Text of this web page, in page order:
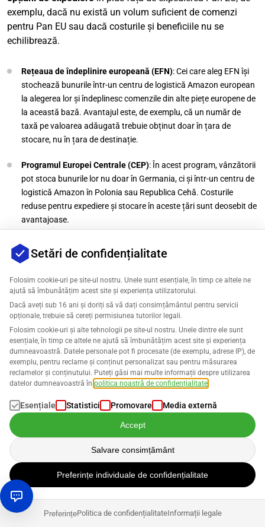
exemplu, dacă nu există un volum suficient de comenzi
pentru Pan EU sau dacă costurile și beneficiile nu se
echilibrează.
Rețeaua de îndeplinire europeană (EFN): Cei care aleg EFN își
stochează bunurile într-un centru de logistică Amazon european
la alegerea lor și îndeplinesc comenzile din alte piețe europene de
la această bază. Avantajul este, de exemplu, că un număr de
taxă pe valoarea adăugată trebuie obținut doar în țara de
stocare, nu în țara de destinație.
Programul Europei Centrale (CEP): În acest program, vânzătorii
pot stoca bunurile lor nu doar în Germania, ci și într-un centru de
logistică Amazon în Polonia sau Republica Cehă. Costurile
reduse pentru expediere și stocare în aceste țări sunt deosebit de
avantajoase.
Inventarul în țara pieței (MCI)
bunurile la mai multe centre de îndeplinire europene și îndeplinesc
adăugată va fi necesară apoi în fiecare țară în care bunurile sunt
stocate.
Programul de Expansiune Europeană
Cu Programul de Expansiune Europeană, cunoscut și sub
numele de Acceleratorul de Expansiune Europeană (EEA), ar
trebui să fie posibil ca vânzătorii mici și mijlocii să vândă
internațional cu doar câteva clicuri.
Odată cu activarea, înregistrarea contului, traducerea și
listarea produselor, expedierea, verificarea eligibilității
ofertelor și ajustarea catalogului sunt configurate în doar
trei zile. Vânzătorul de pe piață are în continuare control
asupra deciziei de a opera doar pe unul, pe câteva sau pe
toate magazinele Amazon din UE.
Setări de confidențialitate
Folosim cookie-uri pe site-ul nostru. Unele sunt esențiale, în timp ce altele ne
ajută să îmbunătățim acest site și experiența utilizatorului.
Dacă aveți sub 16 ani și doriți să vă dați consimțământul pentru servicii
opționale, trebuie să cereți permisiunea tutorilor legali.
Folosim cookie-uri și alte tehnologii pe site-ul nostru. Unele dintre ele sunt
esențiale, în timp ce altele ne ajută să îmbunătățim acest site și experiența
dumneavoastră. Datele personale pot fi procesate (de exemplu, adrese IP), de
exemplu, pentru reclame și conținut personalizat sau pentru măsurarea
reclamelor și conținutului. Puteți găsi mai multe informații despre utilizarea
datelor dumneavoastră în politica noastră de confidențialitate
Esențiale Statistici Promovare Media externă
Accept
Salvare consimțământ
Preferințe individuale de confidențialitate
PreferințePolitica de confidențialitateInformații legale